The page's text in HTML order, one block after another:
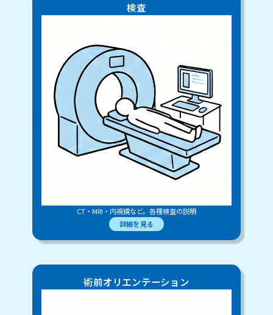
検査
CT・MRI・内視鏡など。各種検査の説明
詳細を見る
術前オリエンテーション